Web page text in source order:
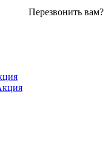
Перезвонить вам?